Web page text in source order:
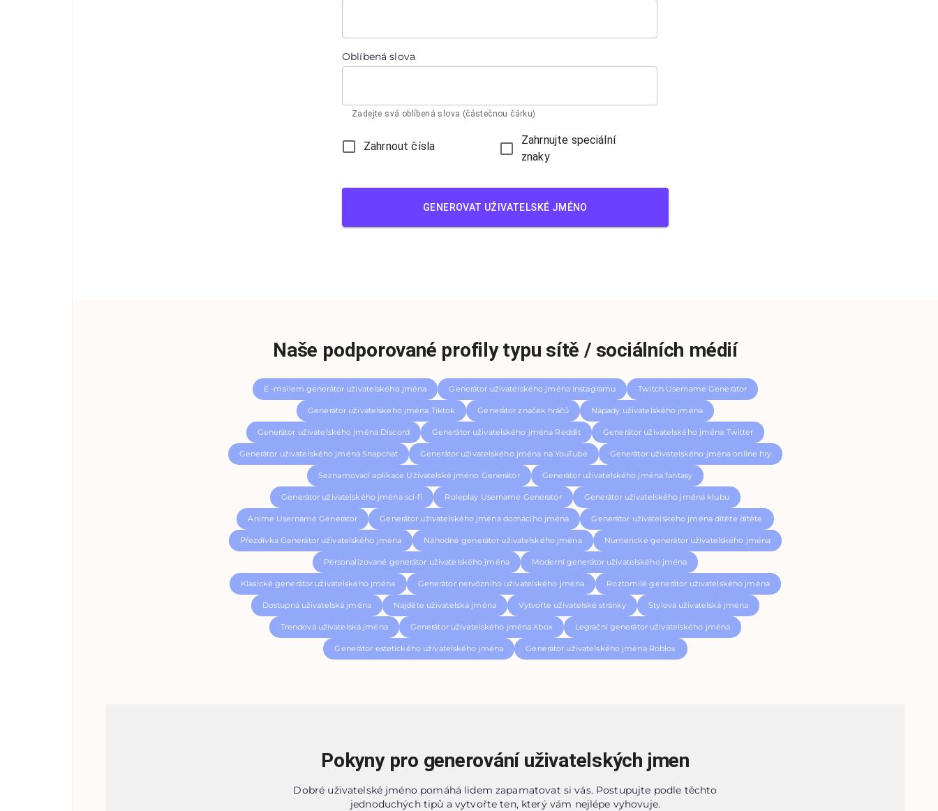
Oblíbená slova
Zadejte svá oblíbená slova (částečnou čárku)
Zahrnout čísla
Zahrnujte speciální
znaky
GENEROVAT UŽIVATELSKÉ JMÉNO
Naše podporované profily typu sítě / sociálních médií
E -mailem generátor uživatelského jména Generátor uživatelského jména Instagramu Twitch Username Generator
Generátor uživatelského jména Tiktok Generátor značek hráčů Nápady uživatelského jména
Generátor uživatelského jména Discord Generátor uživatelského jména Reddit Generátor uživatelského jména Twitter
Generátor uživatelského jména Snapchat Generátor uživatelského jména na YouTube Generátor uživatelského jména online hry
Seznamovací aplikace Uživatelské jméno Generátor Generátor uživatelského jména fantasy
Generátor uživatelského jména sci-fi Roleplay Username Generator Generátor uživatelského jména klubu
Anime Username Generator Generátor uživatelského jména domácího jména Generátor uživatelského jména dítěte dítěte
Přezdívka Generátor uživatelského jména Náhodné generátor uživatelského jména Numerické generátor uživatelského jména
Personalizované generátor uživatelského jména Moderní generátor uživatelského jména
Klasické generátor uživatelského jména Generátor nervózního uživatelského jména Roztomilé generátor uživatelského jména
Dostupná uživatelská jména Najděte uživatelská jména Vytvořte uživatelské stránky Stylová uživatelská jména
Trendová uživatelská jména Generátor uživatelského jména Xbox Legrační generátor uživatelského jména
Generátor estetického uživatelského jména Generátor uživatelského jména Roblox
Pokyny pro generování uživatelských jmen
Dobré uživatelské jméno pomáhá lidem zapamatovat si vás. Postupujte podle těchto
jednoduchých tipů a vytvořte ten, který vám nejlépe vyhovuje.